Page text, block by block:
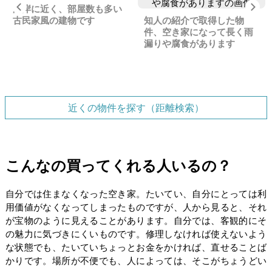
Previous
海岸に近く、部屋数も多い
古民家風の建物です
知人の紹介で取得した物
件、空き家になって長く雨
漏りや腐食があります
近くの物件を探す（距離検索）
こんなの買ってくれる人いるの？
自分では住まなくなった空き家。たいてい、自分にとっては利
用価値がなくなってしまったものですが、人から見ると、それ
が宝物のように見えることがあります。自分では、客観的にそ
の魅力に気づきにくいものです。修理しなければ使えないよう
な状態でも、たいていちょっとお金をかければ、直せることば
かりです。場所が不便でも、人によっては、そこがちょうどい